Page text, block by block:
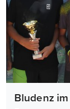
Bludenz